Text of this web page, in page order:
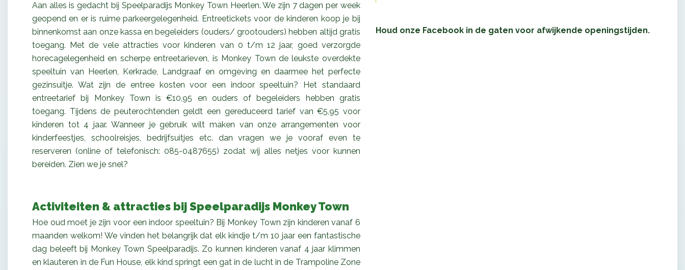
Aan alles is gedacht bij Speelparadijs Monkey Town Heerlen. We zijn 7 dagen per week
geopend en er is ruime parkeergelegenheid. Entreetickets voor de kinderen koop je bij
binnenkomst aan onze kassa en begeleiders (ouders/ grootouders) hebben altijd gratis
toegang. Met de vele attracties voor kinderen van 0 t/m 12 jaar, goed verzorgde
horecagelegenheid en scherpe entreetarieven, is Monkey Town de leukste overdekte
speeltuin van Heerlen, Kerkrade, Landgraaf en omgeving en daarmee het perfecte
gezinsuitje. Wat zijn de entree kosten voor een indoor speeltuin? Het standaard
entreetarief bij Monkey Town is €10,95 en ouders of begeleiders hebben gratis
toegang. Tijdens de peuterochtenden geldt een gereduceerd tarief van €5,95 voor
kinderen tot 4 jaar. Wanneer je gebruik wilt maken van onze arrangementen voor
kinderfeestjes, schoolreisjes, bedrijfsuitjes etc. dan vragen we je vooraf even te
reserveren (online of telefonisch: 085-0487655) zodat wij alles netjes voor kunnen
bereiden. Zien we je snel?
Activiteiten & attracties bij Speelparadijs Monkey Town
Hoe oud moet je zijn voor een indoor speeltuin? Bij Monkey Town zijn kinderen vanaf 6
maanden welkom! We vinden het belangrijk dat elk kindje t/m 10 jaar een fantastische
dag beleeft bij Monkey Town Speelparadijs. Zo kunnen kinderen vanaf 4 jaar klimmen
en klauteren in de Fun House, elk kind springt een gat in de lucht in de Trampoline Zone
Houd onze Facebook in de gaten voor afwijkende openingstijden.